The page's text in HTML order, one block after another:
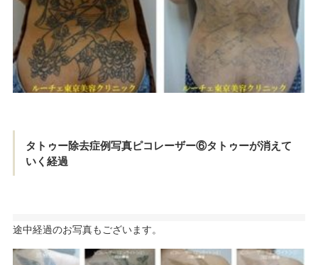
タトゥー除去症例写真ピコレーザー⑥タトゥーが消えて
いく経過
途中経過のお写真もございます。